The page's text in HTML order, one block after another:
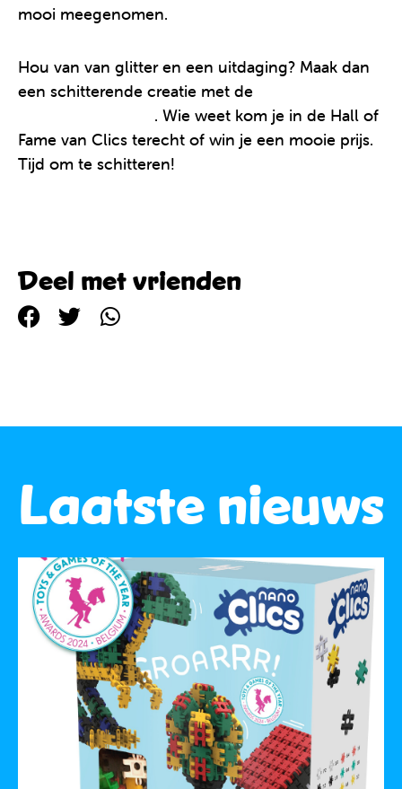
mooi meegenomen.
Hou van van glitter en een uitdaging? Maak dan
een schitterende creatie met de
. Wie weet kom je in de Hall of
Fame van Clics terecht of win je een mooie prijs.
Tijd om te schitteren!
Deel met vrienden
Laatste nieuws